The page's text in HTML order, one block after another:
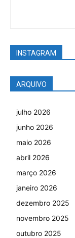
INSTAGRAM
ARQUIVO
julho 2026
junho 2026
maio 2026
abril 2026
março 2026
janeiro 2026
dezembro 2025
novembro 2025
outubro 2025